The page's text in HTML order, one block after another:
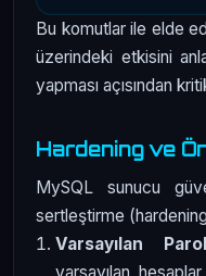
Bu komutlar ile elde
üzerindeki etkisini
yapması açısından
Hardening ve
MySQL sunucu
sertleştirme
Varsayılan